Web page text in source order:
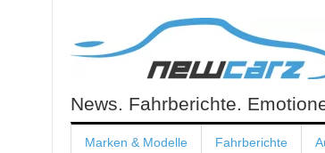
content
NewCarz.de
News. Fahrberichte.
Marken & Modelle Fahrberichte